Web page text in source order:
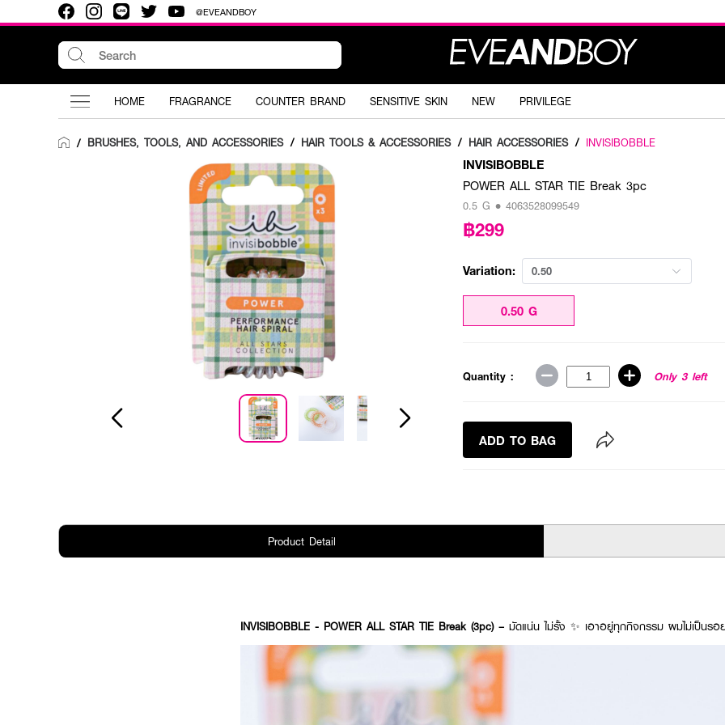
@EVEANDBOY
HOME FRAGRANCE COUNTER BRAND SENSITIVE SKIN NEW PRIVILEGE
/ BRUSHES, TOOLS, AND ACCESSORIES / HAIR TOOLS & ACCESSORIES / HAIR ACCESSORIES / INVISIBOBBLE
INVISIBOBBLE
POWER ALL STAR TIE Break 3pc
0.5 G • 4063528099549
฿299
Variation: 0.50
0.50 G
Quantity : Only 3 left
ADD TO BAG
Product Detail
INVISIBOBBLE - POWER ALL STAR TIE Break (3pc) – มัดแน่น ไม่รั้ง ✨ เอาอยู่ทุกกิจกรรม ผมไม่เป็นรอ